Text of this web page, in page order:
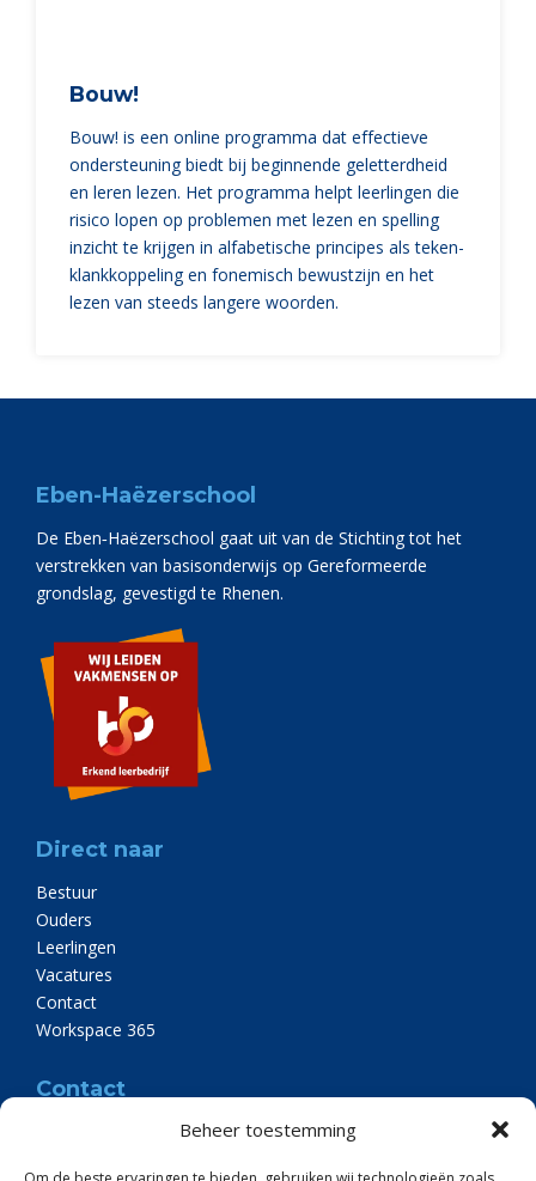
Beheer toestemming
Bouw!
Bouw! is een online programma dat effectieve
ondersteuning biedt bij beginnende geletterdheid
en leren lezen. Het programma helpt leerlingen die
risico lopen op problemen met lezen en spelling
inzicht te krijgen in alfabetische principes als teken-
klankkoppeling en fonemisch bewustzijn en het
lezen van steeds langere woorden.
Eben-Haëzerschool
De Eben‑Haëzerschool gaat uit van de Stichting tot het
verstrekken van basisonderwijs op Gereformeerde
grondslag, gevestigd te Rhenen.
Direct naar
Bestuur
Ouders
Leerlingen
Vacatures
Contact
Workspace 365
Contact
Eben-Haëzerschool